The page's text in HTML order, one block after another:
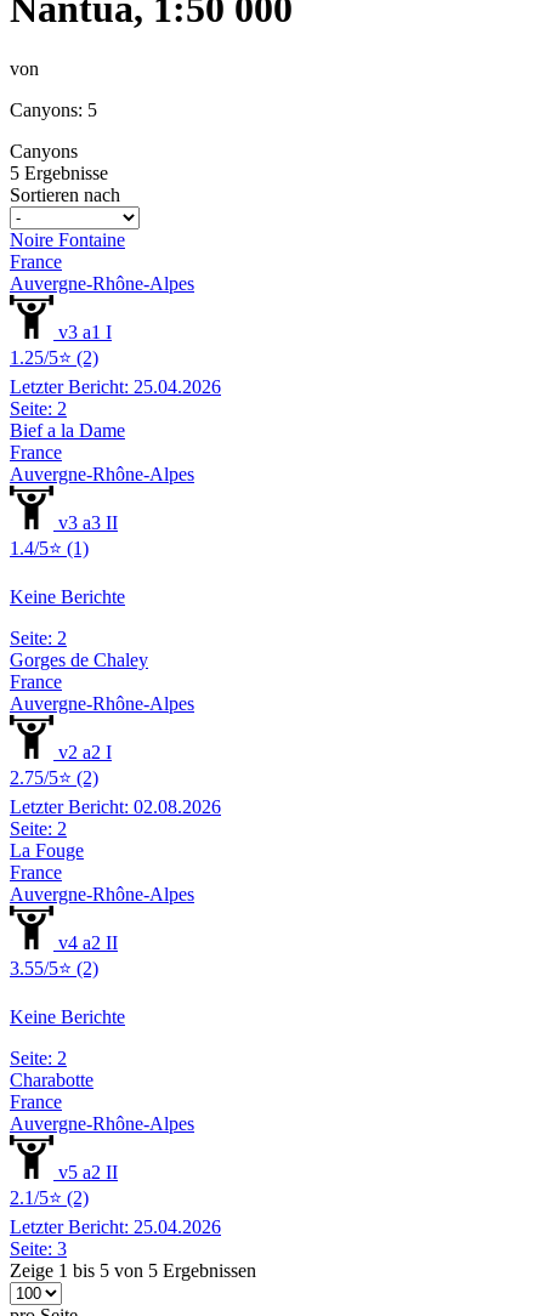
Nantua, 1:50 000
von
Canyons: 5
Canyons
5 Ergebnisse
Sortieren nach
Noire Fontaine
France
Auvergne-Rhône-Alpes
v3 a1 I
1.25/5⭐ (2)
Letzter Bericht: 25.04.2026
Seite: 2
Bief a la Dame
France
Auvergne-Rhône-Alpes
v3 a3 II
1.4/5⭐ (1)
Keine Berichte
Seite: 2
Gorges de Chaley
France
Auvergne-Rhône-Alpes
v2 a2 I
2.75/5⭐ (2)
Letzter Bericht: 02.08.2026
Seite: 2
La Fouge
France
Auvergne-Rhône-Alpes
v4 a2 II
3.55/5⭐ (2)
Keine Berichte
Seite: 2
Charabotte
France
Auvergne-Rhône-Alpes
v5 a2 II
2.1/5⭐ (2)
Letzter Bericht: 25.04.2026
Seite: 3
Zeige 1 bis 5 von 5 Ergebnissen